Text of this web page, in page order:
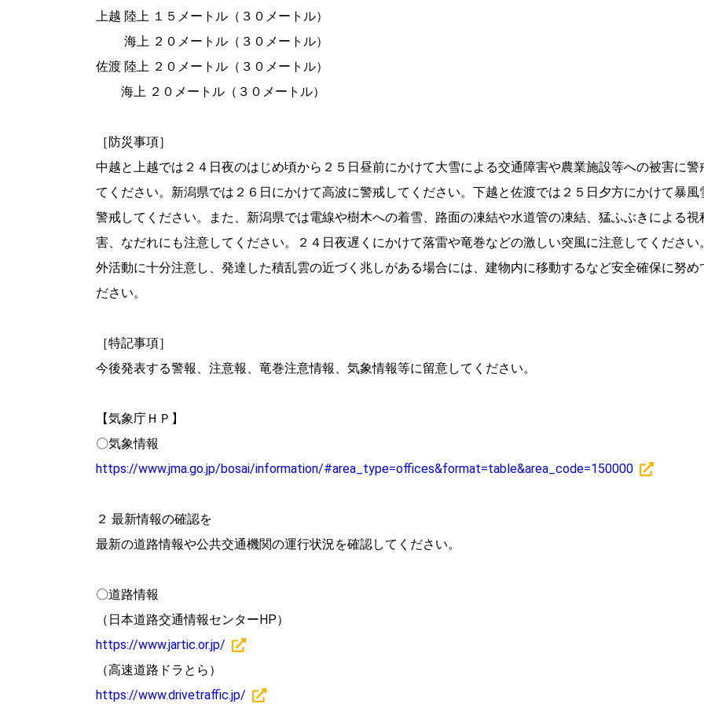
上越 陸上 １５メートル（３０メートル）
海上 ２０メートル（３０メートル）
佐渡 陸上 ２０メートル（３０メートル）
海上 ２０メートル（３０メートル）
［防災事項］
中越と上越では２４日夜のはじめ頃から２５日昼前にかけて大雪による交通障害や農業施設等への被害に警
てください。新潟県では２６日にかけて高波に警戒してください。下越と佐渡では２５日夕方にかけて暴風
警戒してください。また、新潟県では電線や樹木への着雪、路面の凍結や水道管の凍結、猛ふぶきによる視
害、なだれにも注意してください。２４日夜遅くにかけて落雷や竜巻などの激しい突風に注意してください
外活動に十分注意し、発達した積乱雲の近づく兆しがある場合には、建物内に移動するなど安全確保に努め
ださい。
［特記事項］
今後発表する警報、注意報、竜巻注意情報、気象情報等に留意してください。
【気象庁ＨＰ】
〇気象情報
https://www.jma.go.jp/bosai/information/#area_type=offices&format=table&area_code=150000
２ 最新情報の確認を
最新の道路情報や公共交通機関の運行状況を確認してください。
〇道路情報
（日本道路交通情報センターHP）
https://www.jartic.or.jp/
（高速道路ドラとら）
https://www.drivetraffic.jp/